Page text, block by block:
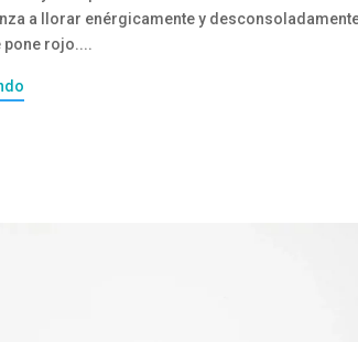
a llorar enérgicamente y
pone rojo....